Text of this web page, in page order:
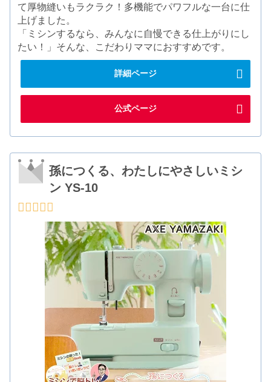
て厚物縫いもラクラク！多機能でパワフルな一台に仕
上げました。
「ミシンするなら、みんなに自慢できる仕上がりにし
たい！」そんな、こだわりママにおすすめです。
詳細ページ
公式ページ
孫につくる、わたしにやさしいミシ
ン YS-10